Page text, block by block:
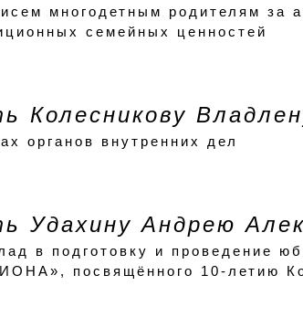
многодетным родителям за
семейных ценностей
Колесникову
органов внутренних дел
Удахину Андрею
в подготовку и проведение
посвящённого 10-летию